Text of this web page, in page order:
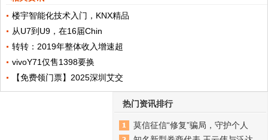
楼宇智能化技术入门，KNX精品
从U7到U9，在16届Chin
转转：2019年整体收入增速超
vivoY71仅售1398要换
【免费领门票】2025深圳艾交
热门资讯排行
莫信征信“修复”骗局，守护个人